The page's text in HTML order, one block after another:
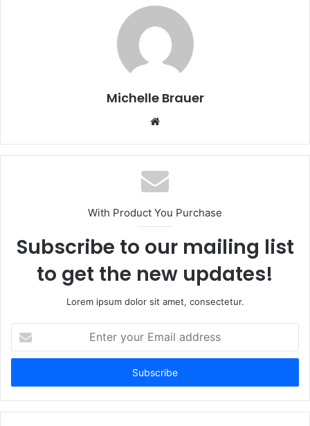
Michelle Brauer
Website
With Product You Purchase
Subscribe to our mailing list
to get the new updates!
Lorem ipsum dolor sit amet, consectetur.
your
Email